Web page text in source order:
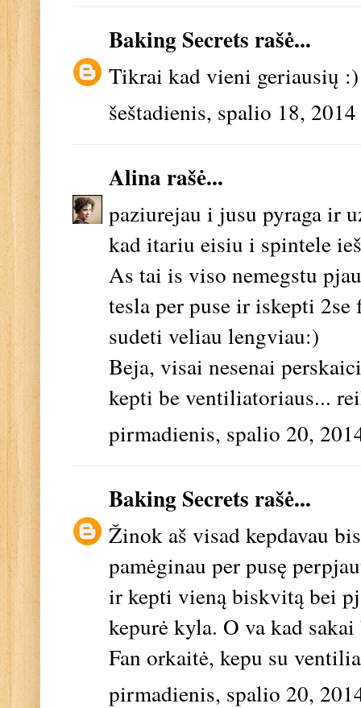
Baking Secrets rašė...
Tikrai kad vieni geriausių :)
šeštadienis, spalio 18, 2014
Alina rašė...
paziurejau i jusu pyraga ir
kad itariu eisiu i spintele
As tai is viso nemegstu
tesla per puse ir iskepti
sudeti veliau lengviau:)
Beja, visai nesenai
kepti be ventiliatoriaus...
pirmadienis, spalio 20,
Baking Secrets rašė...
Žinok aš visad kepdavau
pamėginau per pusę
ir kepti vieną biskvitą bei
kepurė kyla. O va kad
Fan orkaitė, kepu su
pirmadienis, spalio 20,